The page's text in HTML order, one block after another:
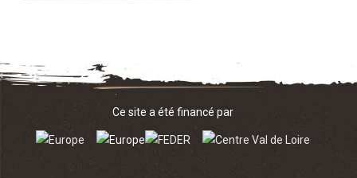
Ce site a été financé par